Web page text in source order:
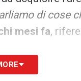
di cose
mesi fa,
gli